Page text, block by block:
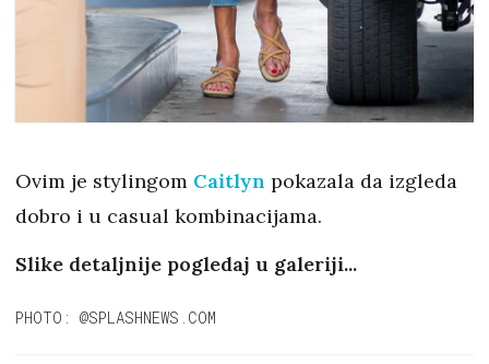
Ovim je stylingom Caitlyn pokazala da izgleda
dobro i u casual kombinacijama.
Slike detaljnije pogledaj u galeriji...
PHOTO: @SPLASHNEWS.COM